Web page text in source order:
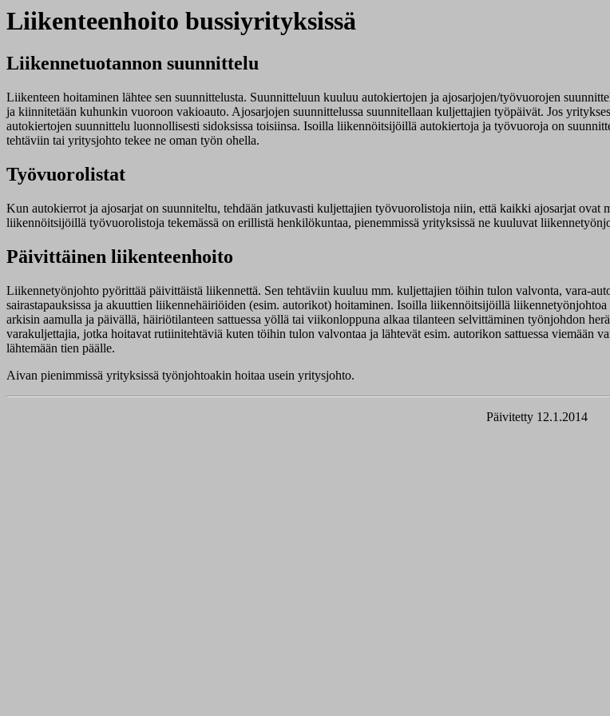
Liikenteenhoito bussiyrityksissä
Liikennetuotannon suunnittelu
Liikenteen hoitaminen lähtee sen suunnittelusta. Suunnitteluun kuuluu autokiertojen ja ajosarjojen/työvuorojen
ja kiinnitetään kuhunkin vuoroon vakioauto. Ajosarjojen suunnittelussa suunnitellaan kuljettajien työpäivät. Jos
autokiertojen suunnittelu luonnollisesti sidoksissa toisiinsa. Isoilla liikennöitsijöillä autokiertoja ja työvuoroja on
tehtäviin tai yritysjohto tekee ne oman työn ohella.
Työvuorolistat
Kun autokierrot ja ajosarjat on suunniteltu, tehdään jatkuvasti kuljettajien työvuorolistoja niin, että kaikki ajosarjat
liikennöitsijöillä työvuorolistoja tekemässä on erillistä henkilökuntaa, pienemmissä yrityksissä ne kuuluvat
Päivittäinen liikenteenhoito
Liikennetyönjohto pyörittää päivittäistä liikennettä. Sen tehtäviin kuuluu mm. kuljettajien töihin tulon valvonta, vara-
sairastapauksissa ja akuuttien liikennehäiriöiden (esim. autorikot) hoitaminen. Isoilla liikennöitsijöillä
arkisin aamulla ja päivällä, häiriötilanteen sattuessa yöllä tai viikonloppuna alkaa tilanteen selvittäminen työnjohdon
varakuljettajia, jotka hoitavat rutiinitehtäviä kuten töihin tulon valvontaa ja lähtevät esim. autorikon sattuessa viemään
lähtemään tien päälle.
Aivan pienimmissä yrityksissä työnjohtoakin hoitaa usein yritysjohto.
Päivitetty 12.1.2014